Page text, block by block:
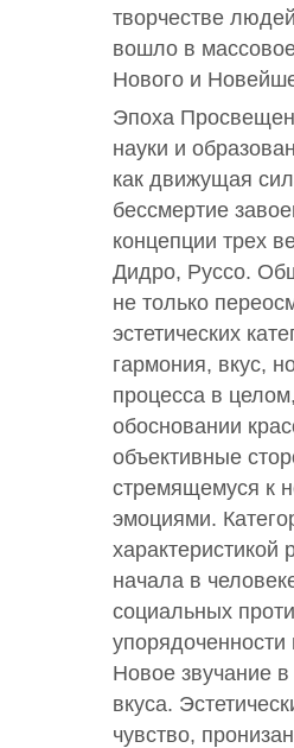
творчестве
вошло в
Нового и
Эпоха
науки и
как движущая
бессмертие
концепции трех
Дидро, Руссо.
не только
эстетических
гармония, вкус,
процесса в
обосновании
объективные
стремящемуся к
эмоциями.
характеристикой
начала в
социальных
Новое звучание
вкуса.
чувство,